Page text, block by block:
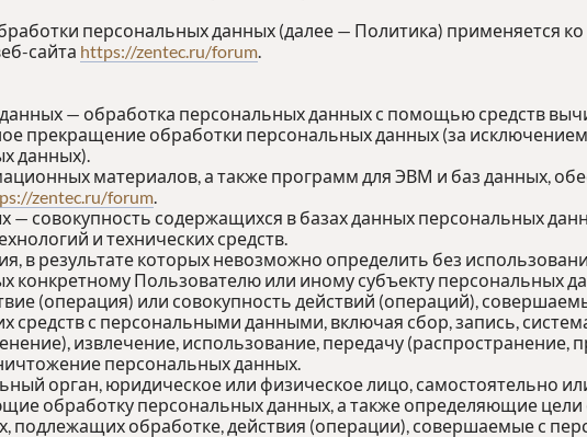
персональных данных (далее — Политика) применяется
сайта https://zentec.ru/forum.
— обработка персональных данных с помощью средств
прекращение обработки персональных данных (за исключением
данных).
материалов, а также программ для ЭВМ и баз данных,
zentec.ru/forum.
совокупность содержащихся в базах данных персональных
и технических средств.
в результате которых невозможно определить без
Пользователю или иному субъекту персональных
(операция) или совокупность действий (операций),
средств с персональными данными, включая сбор, запись,
извлечение, использование, передачу (распространение,
персональных данных.
орган, юридическое или физическое лицо, самостоятельно
обработку персональных данных, а также определяющие цели
подлежащих обработке, действия (операции), совершаемые с